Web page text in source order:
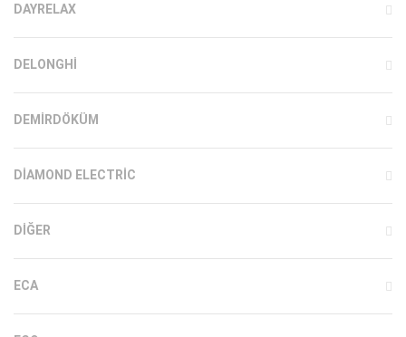
DAYRELAX
DELONGHI
DEMIRDÖKÜM
DIAMOND ELECTRIC
DIĞER
ECA